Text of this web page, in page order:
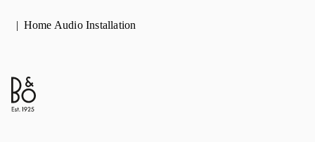
Home Audio Installation